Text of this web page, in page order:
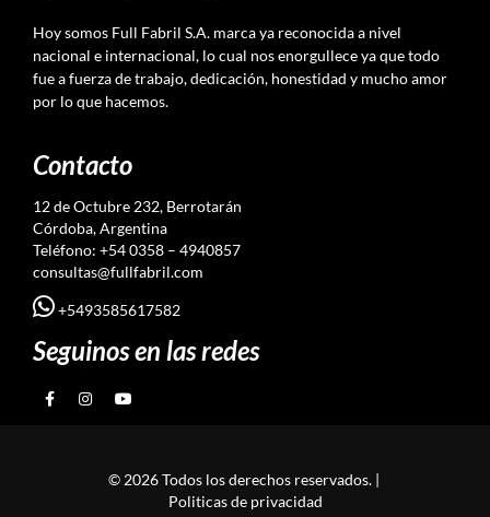
Hoy somos Full Fabril S.A. marca ya reconocida a nivel
nacional e internacional, lo cual nos enorgullece ya que todo
fue a fuerza de trabajo, dedicación, honestidad y mucho amor
por lo que hacemos.
Contacto
12 de Octubre 232, Berrotarán
Córdoba, Argentina
Teléfono: +54 0358 – 4940857
consultas@fullfabril.com
+5493585617582
Seguinos en las redes
© 2026 Todos los derechos reservados. |
Politicas de privacidad